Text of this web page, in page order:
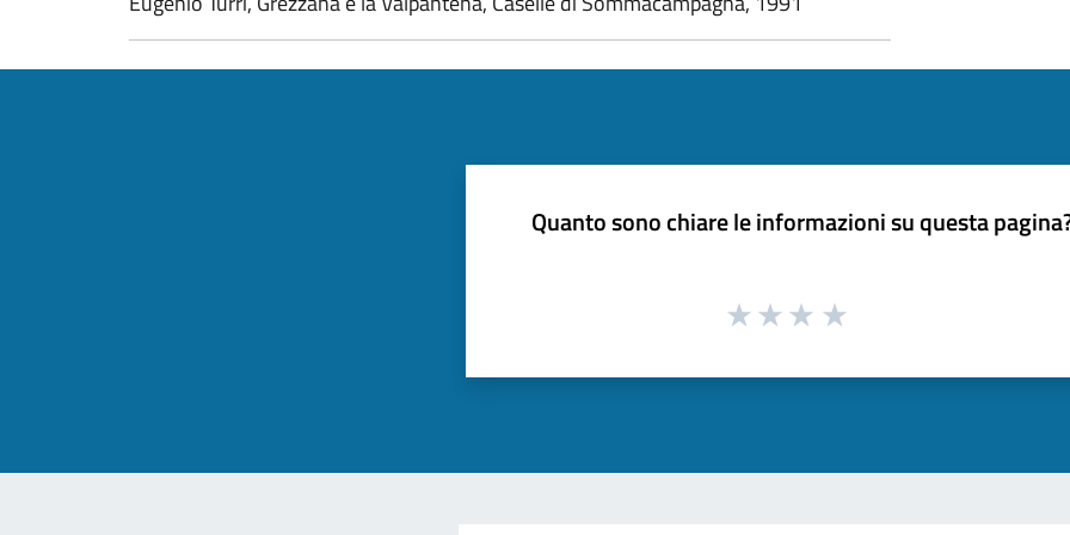
Quanto sono chiare le informazioni su questa